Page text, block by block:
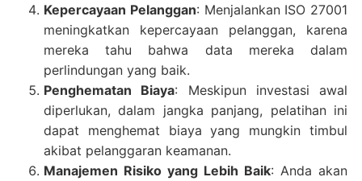
Kepercayaan Pelanggan: Menjalankan ISO 27001
meningkatkan kepercayaan pelanggan, karena
mereka tahu bahwa data mereka dalam
perlindungan yang baik.
Penghematan Biaya: Meskipun investasi awal
diperlukan, dalam jangka panjang, pelatihan ini
dapat menghemat biaya yang mungkin timbul
akibat pelanggaran keamanan.
Manajemen Risiko yang Lebih Baik: Anda akan